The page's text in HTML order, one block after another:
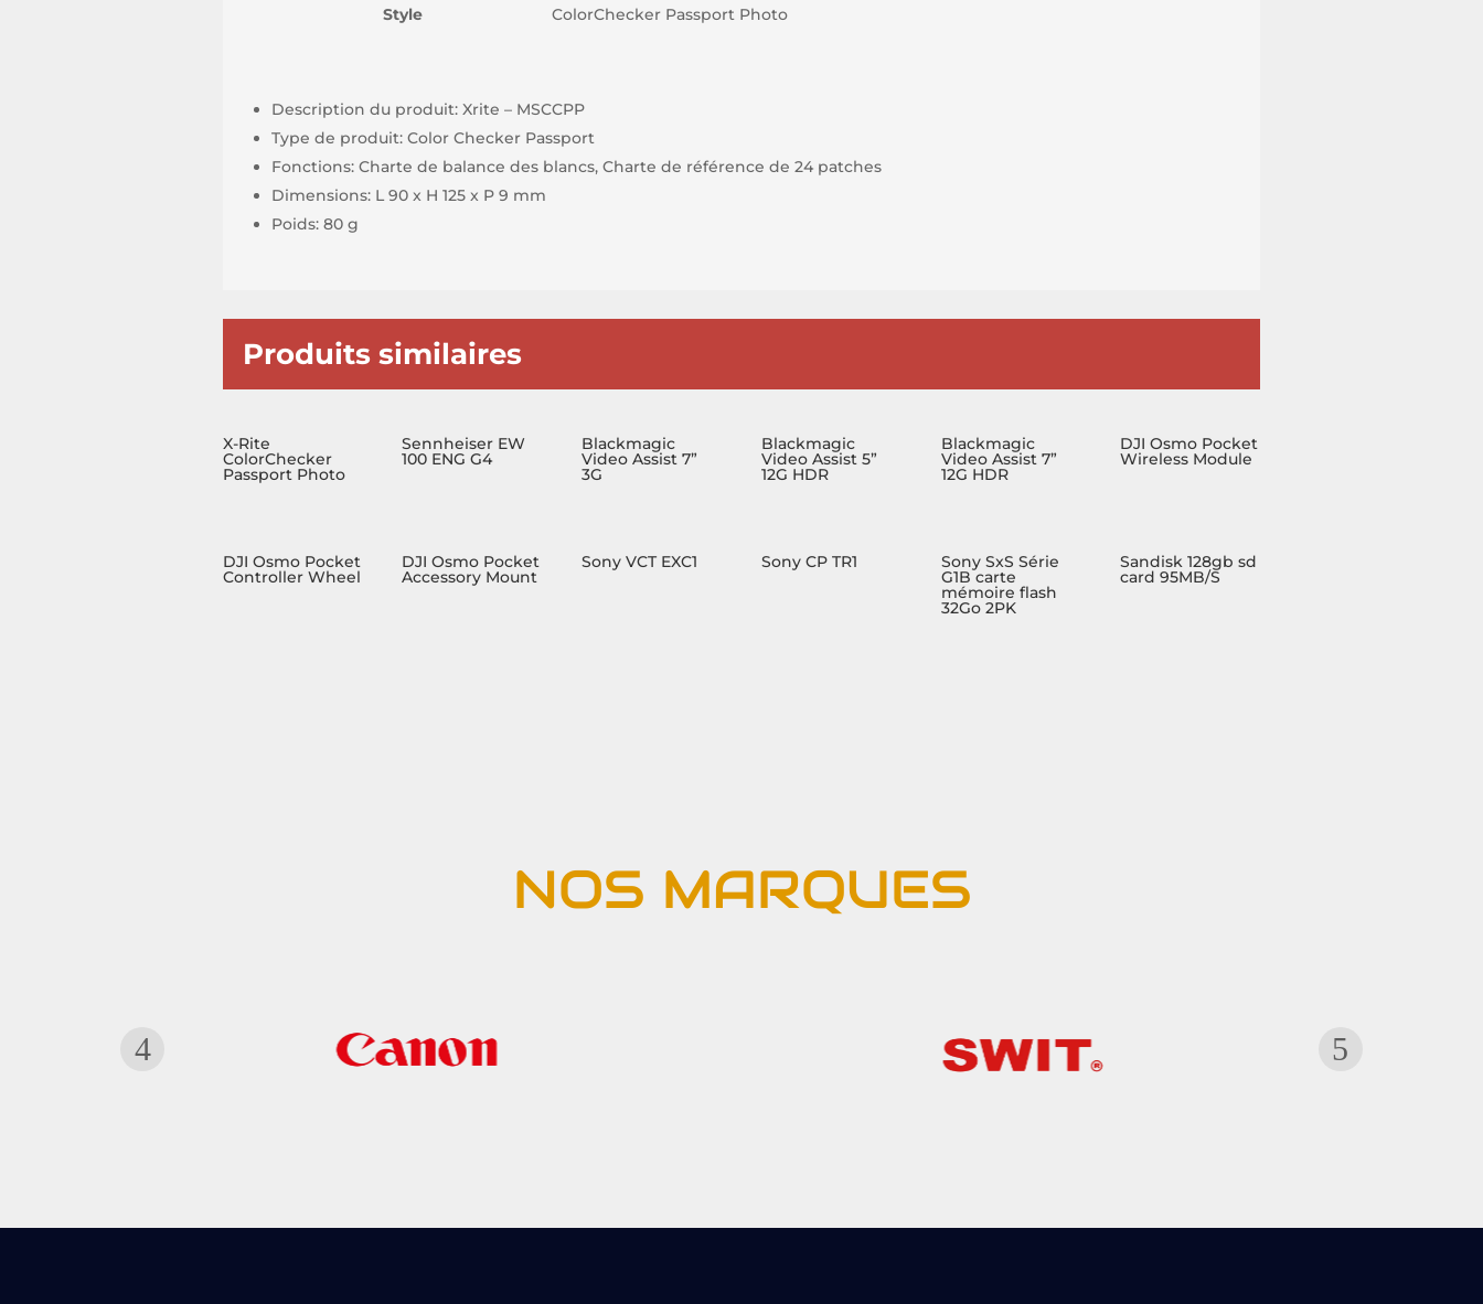
Style
ColorChecker Passport Photo
Description du produit: Xrite – MSCCPP
Type de produit: Color Checker Passport
Fonctions: Charte de balance des blancs, Charte de référence de 24 patches
Dimensions: L 90 x H 125 x P 9 mm
Poids: 80 g
Produits similaires
X-Rite
ColorChecker
Passport Photo
Sennheiser EW
100 ENG G4
Blackmagic
Video Assist 7”
3G
Blackmagic
Video Assist 5”
12G HDR
Blackmagic
Video Assist 7”
12G HDR
DJI Osmo Pocket
Wireless Module
DJI Osmo Pocket
Controller Wheel
DJI Osmo Pocket
Accessory Mount
Sony VCT EXC1 Sony CP TR1 Sony SxS Série
G1B carte
mémoire flash
32Go 2PK
Sandisk 128gb sd
card 95MB/S
NOS MARQUES